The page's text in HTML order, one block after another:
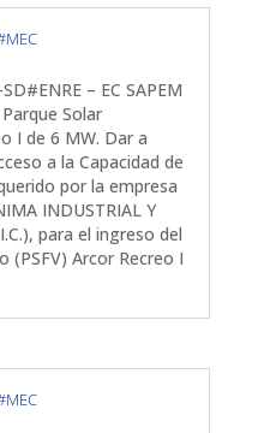
– EC SAPEM
Solar
I de 6 MW. Dar a
a la Capacidad de
por la empresa
INDUSTRIAL Y
para el ingreso del
(PSFV) Arcor Recreo I